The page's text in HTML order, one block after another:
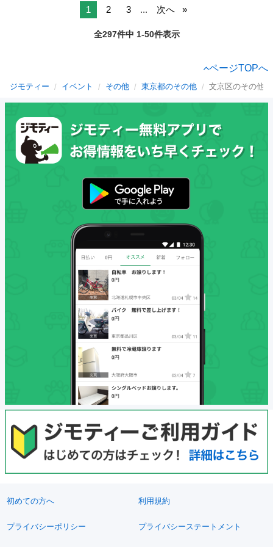
1 2 3 ... 次へ
全297件中 1-50件表示
ページTOPへ
ジモティー イベント その他 東京都のその他 文京区のその他
初めての方へ 利用規約
プライバシーポリシー プライバシーステートメント